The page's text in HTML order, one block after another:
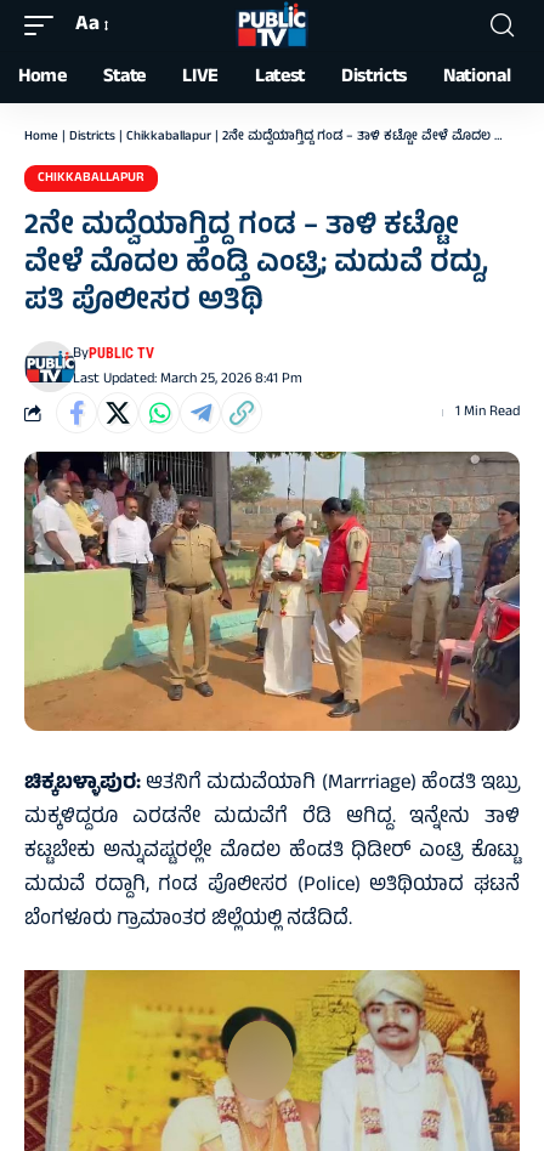
Font
Resizer
Aa
Home State LIVE Latest Districts National
Home | Districts | Chikkaballapur | 2ನೇ ಮದ್ವೆಯಾಗ್ತಿದ್ದ ಗಂಡ – ತಾಳಿ ಕಟ್ಟೋ ವೇಳೆ ಮೊದಲ ಹೆಂಡ್ತಿ ಎಂಟ್ರಿ; ಮದುವೆ ರದ್ದು, ಪತಿ ಪೊಲೀಸರ ಅತಿಥಿ
CHIKKABALLAPUR
2ನೇ ಮದ್ವೆಯಾಗ್ತಿದ್ದ ಗಂಡ – ತಾಳಿ ಕಟ್ಟೋ
ವೇಳೆ ಮೊದಲ ಹೆಂಡ್ತಿ ಎಂಟ್ರಿ; ಮದುವೆ ರದ್ದು,
ಪತಿ ಪೊಲೀಸರ ಅತಿಥಿ
Last Updated: March 25, 2026 8:41 Pm
ByPUBLIC TV
1 Min Read
ಚಿಕ್ಕಬಳ್ಳಾಪುರ:ಆತನಿಗೆ ಮದುವೆಯಾಗಿ (Marrriage) ಹೆಂಡತಿ ಇಬ್ರು
ಮಕ್ಕಳಿದ್ದರೂ ಎರಡನೇ ಮದುವೆಗೆ ರೆಡಿ ಆಗಿದ್ದ. ಇನ್ನೇನು ತಾಳಿ
ಕಟ್ಟಬೇಕು ಅನ್ನುವಷ್ಟರಲ್ಲೇ ಮೊದಲ ಹೆಂಡತಿ ಧಿಡೀರ್ ಎಂಟ್ರಿ ಕೊಟ್ಟು
ಮದುವೆ ರದ್ದಾಗಿ, ಗಂಡ ಪೊಲೀಸರ (Police) ಅತಿಥಿಯಾದ ಘಟನೆ
ಬೆಂಗಳೂರು ಗ್ರಾಮಾಂತರ ಜಿಲ್ಲೆಯಲ್ಲಿ ನಡೆದಿದೆ.